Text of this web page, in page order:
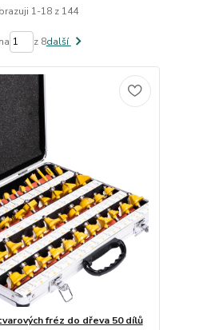
1-18 z 144
z 8další
fréz do dřeva 50 dílů